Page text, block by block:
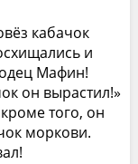
кабачок
и
Мафин!
он вырастил!»
того, он
моркови.